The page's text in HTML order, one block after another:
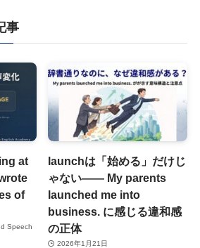
事
at
of
Speech
launchは「始める」だけじ
ゃない―― My parents
launched me into
business. に感じる違和感
の正体
2026年1月21日